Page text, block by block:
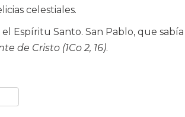
celestiales.
Espíritu Santo. San Pablo, que sabía
de Cristo (1Co 2, 16).